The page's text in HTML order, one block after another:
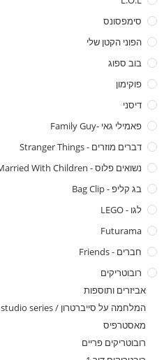
סימפסונס
הפוני הקטן שלי
בוב ספוג
פוקימון
דיסני
פאמילי גאי -family Guy
דברים מוזרים - Stranger Things
נשואים פלוס - Married With Children
בג קליפ - Bag Clip
לגו - LEGO
Futurama
חברים - Friends
רובוטריקים
אביזרים ותוספות
המלחמה על סייברטרון / studio series
מאסטרפיס
רובוטריקים פריים